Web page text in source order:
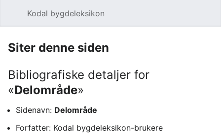
Kodal bygdeleksikon
Siter denne siden
Bibliografiske detaljer for
«Delområde»
Sidenavn: Delområde
Forfatter: Kodal bygdeleksikon-brukere